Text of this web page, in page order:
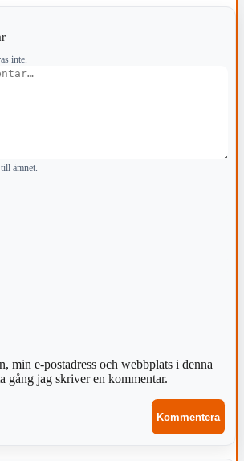
inte.
ämnet.
min e-postadress och webbplats i denna
gång jag skriver en kommentar.